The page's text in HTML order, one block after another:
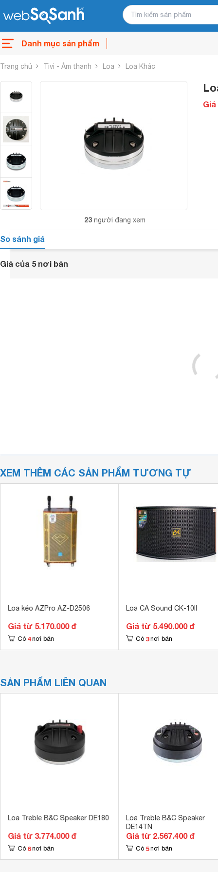
Danh mục sản phẩm
Trang chủ Tivi - Âm thanh Loa Loa Khác
23 người đang xem
Giá
So sánh giá
Giá của 5 nơi bán
XEM THÊM CÁC SẢN PHẨM TƯƠNG TỰ
Loa kéo AZPro AZ-D2506
Giá từ 5.170.000 đ
Có 4 nơi bán
Loa CA Sound CK-10II
Giá từ 5.490.000 đ
Có 3 nơi bán
SẢN PHẨM LIÊN QUAN
Loa Treble B&C Speaker DE180
Giá từ 3.774.000 đ
Có 6 nơi bán
Loa Treble B&C Speaker
DE14TN
Giá từ 2.567.400 đ
Có 5 nơi bán